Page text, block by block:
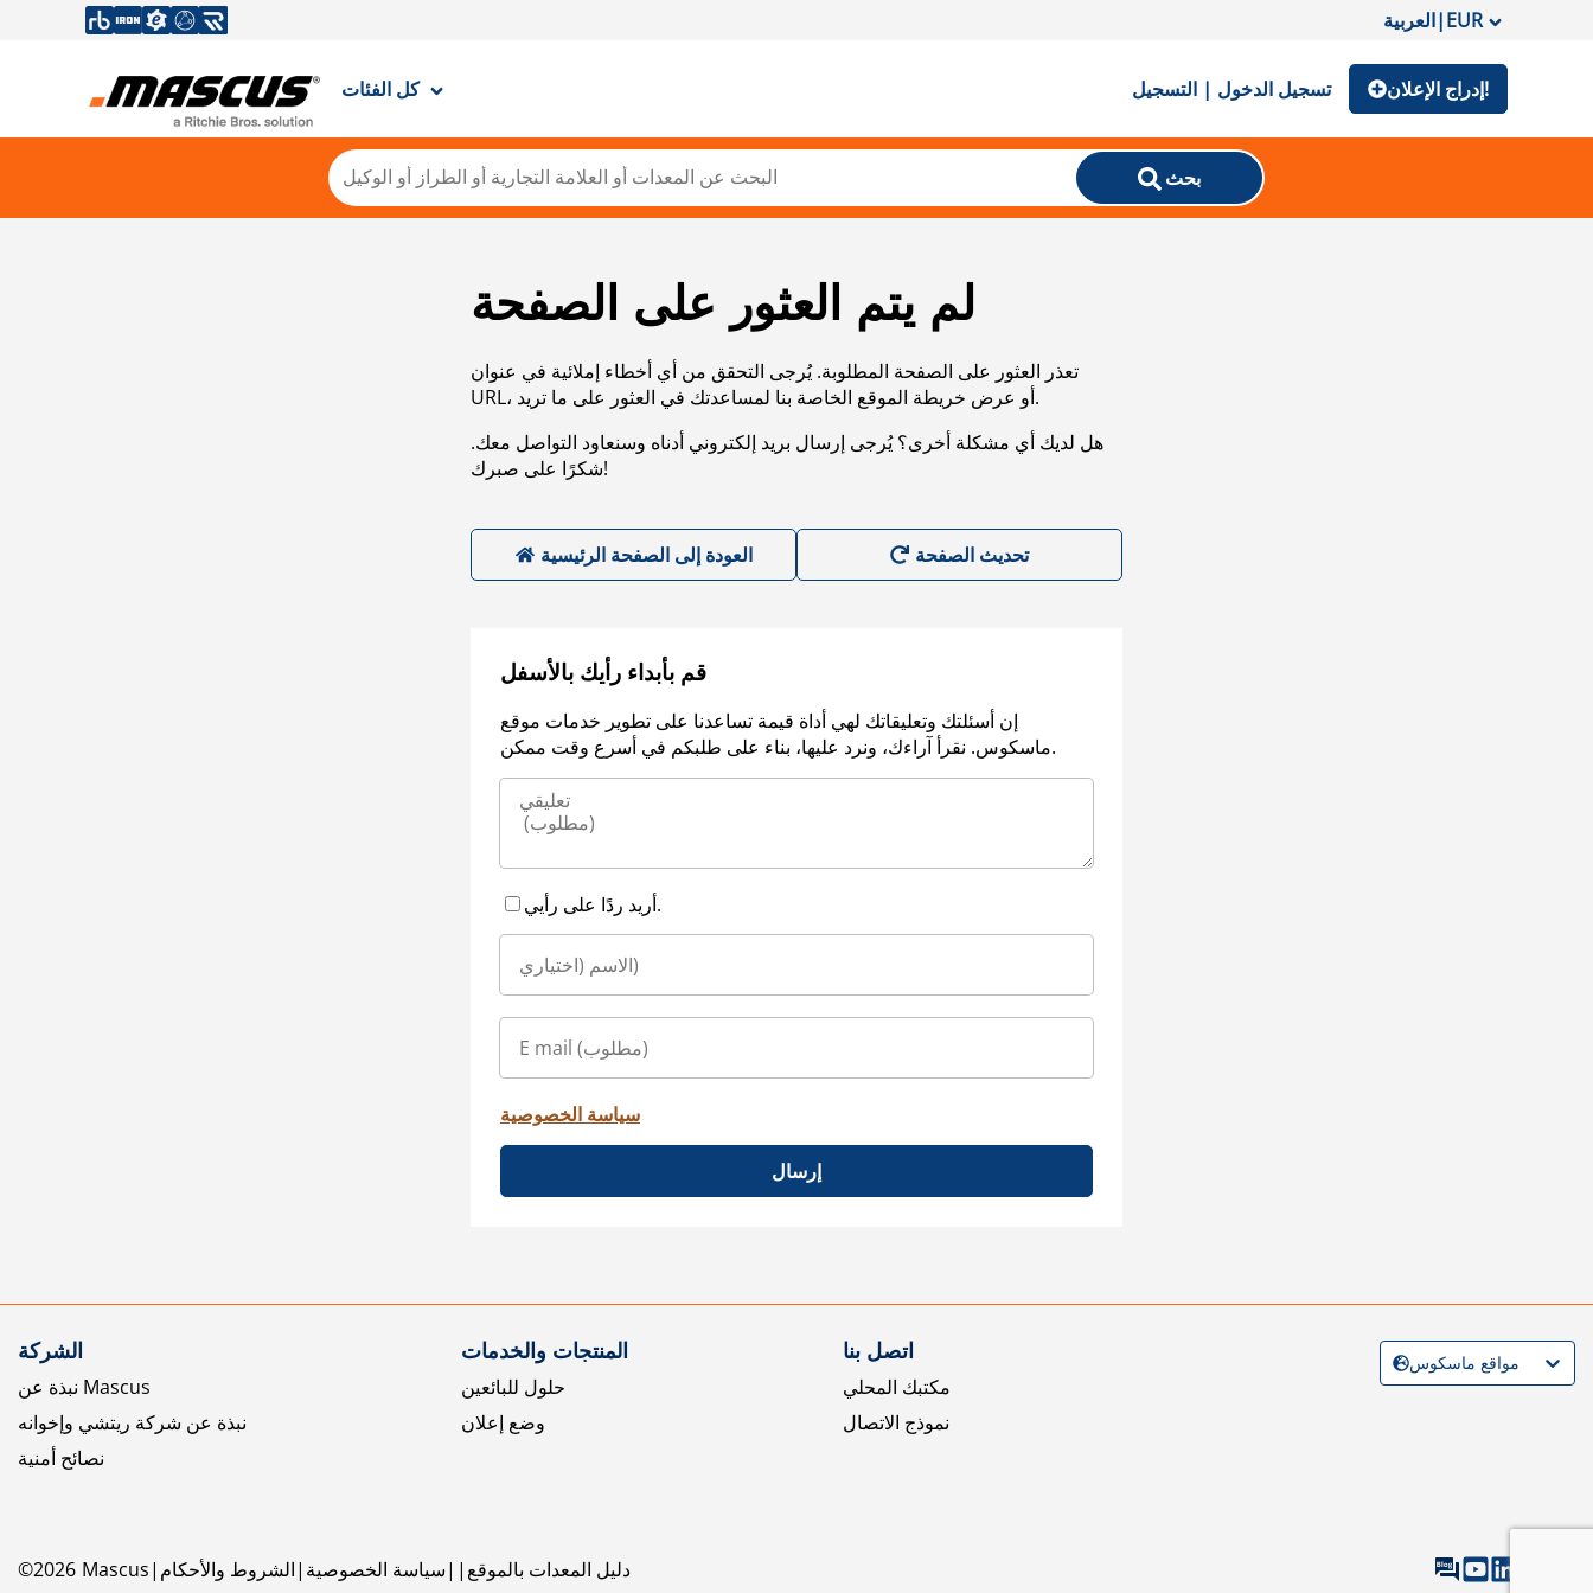
العربية|EUR
كل الفئات تسجيل الدخول | التسجيل إدراج الإعلان!
بحث
لم يتم العثور على الصفحة
تعذر العثور على الصفحة المطلوبة. يُرجى التحقق من أي أخطاء إملائية في عنوان
URL، أو عرض خريطة الموقع الخاصة بنا لمساعدتك في العثور على ما تريد.
هل لديك أي مشكلة أخرى؟ يُرجى إرسال بريد إلكتروني أدناه وسنعاود التواصل معك.
شكرًا على صبرك!
العودة إلى الصفحة الرئيسية
قم بأبداء رأيك بالأسفل
إن أسئلتك وتعليقاتك لهي أداة قيمة تساعدنا على تطوير خدمات موقع
ماسكوس. نقرأ آراءك، ونرد عليها، بناء على طلبكم في أسرع وقت ممكن.
أريد ردًا على رأيي.
سياسة الخصوصية
إرسال
الشركة
نبذة عن Mascus
نبذة عن شركة ريتشي وإخوانه
نصائح أمنية
المنتجات والخدمات
حلول للبائعين
وضع إعلان
اتصل بنا
مكتبك المحلي
نموذج الاتصال
©2026 Mascus الشروط والأحكام سياسة الخصوصية دليل المعدات بالموقع
مواقع ماسكوس